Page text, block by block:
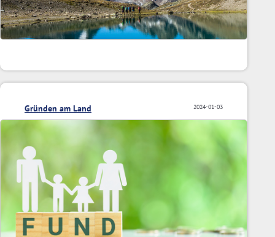
2024-01-03
Gründen am Land